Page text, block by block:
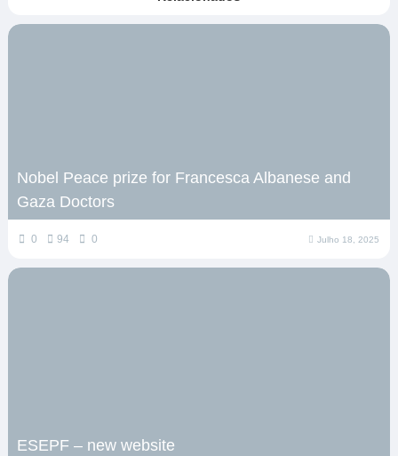
Nobel Peace prize for Francesca Albanese and
Gaza Doctors
0 94 0 Julho 18, 2025
ESEPF – new website